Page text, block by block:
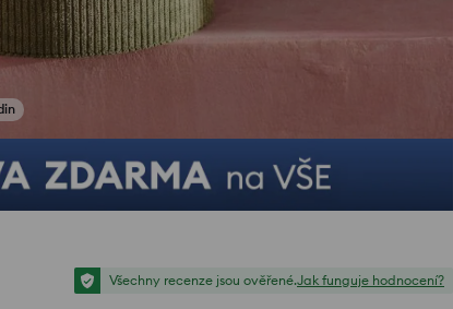
Všechny recenze jsou ověřené.Jak funguje hodnocení?